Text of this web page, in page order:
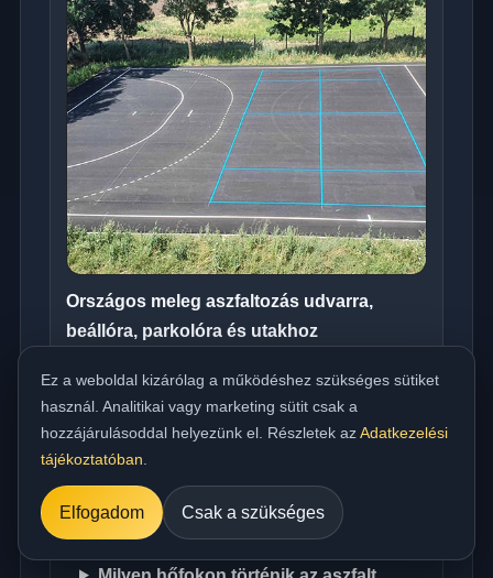
Országos meleg aszfaltozás udvarra,
beállóra, parkolóra és utakhoz
Műszaki FAQ
Ez a weboldal kizárólag a működéshez szükséges sütiket
használ. Analitikai vagy marketing sütit csak a
hozzájárulásoddal helyezünk el. Részletek azAdatkezelési
tájékoztatóban
Elfogadom Csak a szükséges